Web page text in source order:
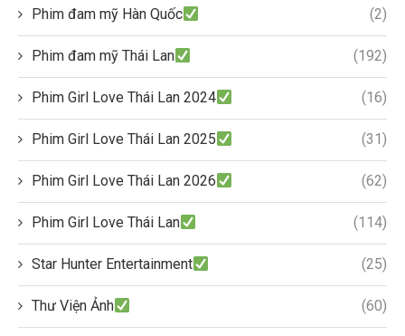
Phim đam mỹ Hàn Quốc (2)
Phim đam mỹ Thái Lan (192)
Phim Girl Love Thái Lan 2024 (16)
Phim Girl Love Thái Lan 2025 (31)
Phim Girl Love Thái Lan 2026 (62)
Phim Girl Love Thái Lan (114)
Star Hunter Entertainment (25)
Thư Viện Ảnh (60)